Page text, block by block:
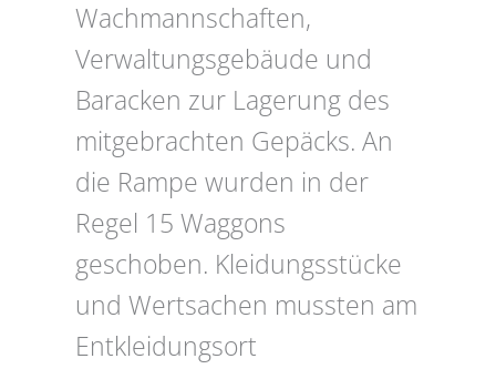
Wachmannschaften,
Verwaltungsgebäude und
Baracken zur Lagerung des
mitgebrachten Gepäcks. An
die Rampe wurden in der
Regel 15 Waggons
geschoben. Kleidungsstücke
und Wertsachen mussten am
Entkleidungsort